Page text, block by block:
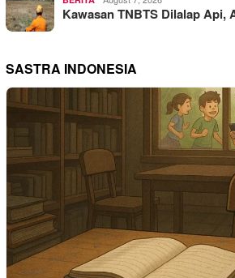
Kawasan TNBTS Dilalap Api,
SASTRA INDONESIA